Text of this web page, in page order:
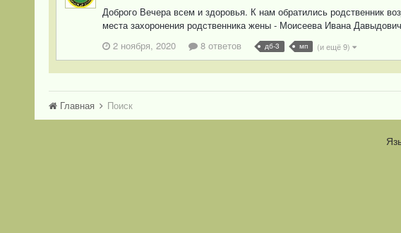
Доброго Вечера всем и здоровья. К нам обратились родственник
места захоронения родственника жены - Моисеева Ивана
2 ноября, 2020
8 ответов дб-3 мп (и ещё 9)
Главная Поиск